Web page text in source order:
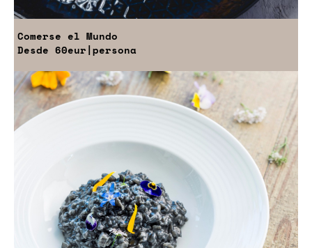
Comerse el Mundo
Desde 60eur|persona